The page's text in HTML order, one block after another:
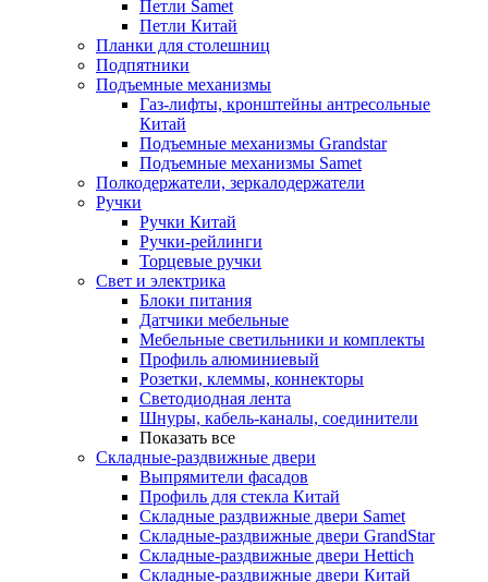
Петли Samet
Петли Китай
Планки для столешниц
Подпятники
Подъемные механизмы
Газ-лифты, кронштейны антресольные
Китай
Подъемные механизмы Grandstar
Подъемные механизмы Samet
Полкодержатели, зеркалодержатели
Ручки
Ручки Китай
Ручки-рейлинги
Торцевые ручки
Свет и электрика
Блоки питания
Датчики мебельные
Мебельные светильники и комплекты
Профиль алюминиевый
Розетки, клеммы, коннекторы
Светодиодная лента
Шнуры, кабель-каналы, соединители
Показать все
Складные-раздвижные двери
Выпрямители фасадов
Профиль для стекла Китай
Складные раздвижные двери Samet
Складные-раздвижные двери GrandStar
Складные-раздвижные двери Hettich
Складные-раздвижные двери Китай